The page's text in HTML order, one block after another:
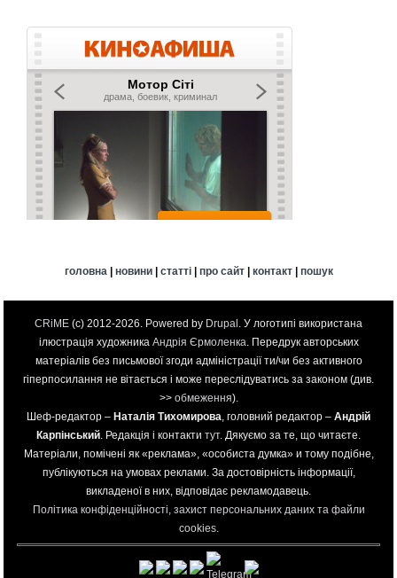
головна | новини| статті| про сайт| контакт| пошук
CRiME (c) 2012-2026. Powered by Drupal . У логотипі використана
ілюстрація художника Андрія Єрмоленка . Передрук авторських
матеріалів без письмової згоди адміністрації ти/чи без активного
гіперпосилання не вітається і може переслідуватись за законом (див.
>> обмеження).
Шеф-редактор – Наталія Тихомирова , головний редактор – Андрій
Карпінський . Редакція і контакти тут. Дякуємо за те, що читаєте.
Матеріали, помічені як «реклама», «особиста думка» и тому подібне,
публікуються на умовах реклами. За достовірність інформації,
викладеної в них, відповідає рекламодавець.
Політика конфіденційності, захист персональних даних та файли
cookies.